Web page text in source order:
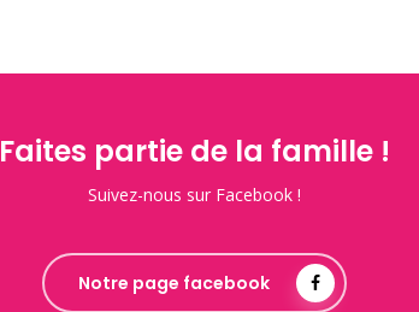
Faites partie de la famille !
Suivez-nous sur Facebook !
Notre page facebook